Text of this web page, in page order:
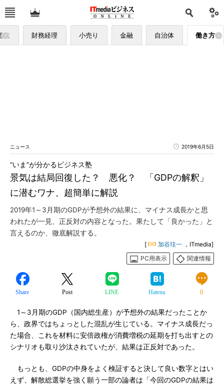
務 財務経理 小売り 金融 自治体 働き方
ニュース 2019年6月5日
景気は結局回復した？ 悪化？ 「GDPの解釈」
に潜むワナ、超簡単に解説
“いま”が分かるビジネス塾
2019年1～3月期のGDPが予想外の結果に、マイナス成長かと思
われたが一見、正反対の内容となった。果たして「良かった」と
言えるのか、徹底解説する。
[ 加谷珪一 ，ITmedia]
PC用表示
関連情報
Share Post LINE Hatena 0
1～3月期のGDP（国内総生産）が予想外の結果だったことか
ら、政界ではちょっとした混乱が生じている。マイナス成長だっ
た場合、これを材料に安倍政権が消費増税の延期を打ち出すとの
シナリオも取り沙汰されていたが、結果は正反対であった。
もっとも、GDPの中身をよく検証すると決して良い数字とはい
えず、解散総選挙を強く願う一部の論者は「今回のGDPの結果は